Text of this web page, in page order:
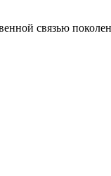
связью